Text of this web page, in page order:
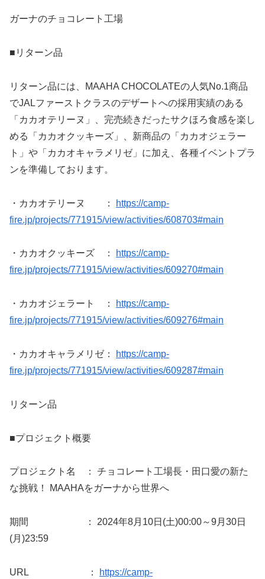
ガーナのチョコレート工場
■リターン品
リターン品には、MAAHA CHOCOLATEの人気No.1商品
でJALファーストクラスのデザートへの採用実績のある
「カカオテリーヌ」、完売続きだったサクほろ食感を楽し
める「カカオクッキーズ」、新商品の「カカオジェラー
ト」や「カカオキャラメリゼ」に加え、各種イベントプラ
ンを準備しております。
・カカオテリーヌ ：
https://camp-
fire.jp/projects/771915/view/activities/608703#main
・カカオクッキーズ ：
https://camp-
fire.jp/projects/771915/view/activities/609270#main
・カカオジェラート ：
https://camp-
fire.jp/projects/771915/view/activities/609276#main
・カカオキャラメリゼ：
https://camp-
fire.jp/projects/771915/view/activities/609287#main
リターン品
■プロジェクト概要
プロジェクト名 ： チョコレート工場長・田口愛の新た
な挑戦！ MAAHAをガーナから世界へ
期間 ： 2024年8月10日(土)00:00～9月30日
(月)23:59
URL ： https://camp-